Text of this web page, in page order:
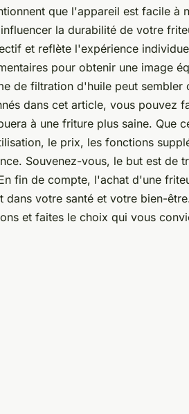
que l'appareil est facile à
la durabilité de votre
et reflète l'expérience
pour obtenir une image
de filtration d'huile peut sembler
dans cet article, vous pouvez
à une friture plus saine. Que
le prix, les fonctions
Souvenez-vous, le but est de
fin de compte, l'achat d'une
dans votre santé et votre bien-
et faites le choix qui vous